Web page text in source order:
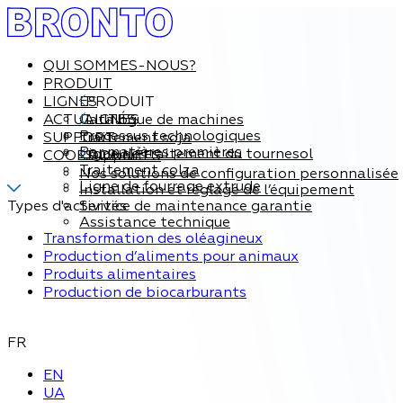
QUI SOMMES-NOUS?
PRODUIT
PRODUIT
Catalogue de machines
Processus technologiques
Par matières premières
LIGNES
LIGNES
Traitement soja
Ligne de traitement du tournesol
Traitement colza
Ligne de fourrage extrude
ACTUALITÉS
SUPPORT
Support
Nos solutions de configuration personnalisée
Installation et réglage de l’équipement
Service de maintenance garantie
Assistance technique
COORDONNÉES
Types d'activités
Transformation des oléagineux
Production d’aliments pour animaux
Produits alimentaires
Production de biocarburants
FR
EN
UA